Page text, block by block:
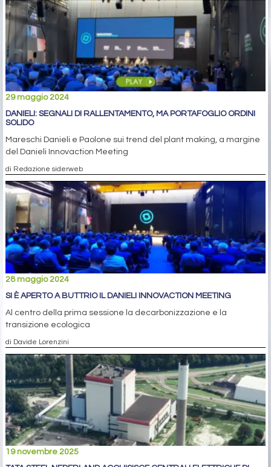
29 maggio 2024
DANIELI: SEGNALI DI RALLENTAMENTO, MA PORTAFOGLIO ORDINI
SOLIDO
Mareschi Danieli e Paolone sui trend del plant making, a margine
del Danieli Innovaction Meeting
di Redazione siderweb
28 maggio 2024
SI È APERTO A BUTTRIO IL DANIELI INNOVACTION MEETING
Al centro della prima sessione la decarbonizzazione e la
transizione ecologica
di Davide Lorenzini
19 novembre 2025